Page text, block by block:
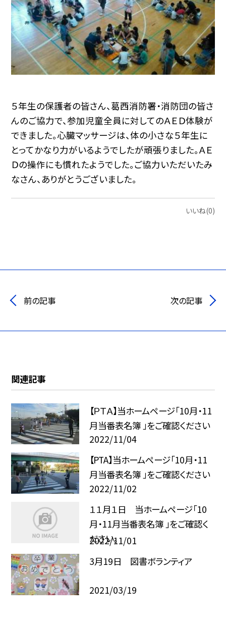
５年生の保護者の皆さん、葛西消防署・消防団の皆さ
んのご協力で、参加児童全員に対してのＡＥＤ体験が
できました。心臓マッサージは、体の小さな５年生に
とってかなり力がいるようでしたが頑張りました。ＡＥ
Ｄの操作にも慣れたようでした。ご協力いただいたみ
なさん、ありがとうございました。
いいね(0)
前の記事 次の記事
関連記事
【ＰＴＡ】当ホームページ「10月・11
月当番表名簿 」をご確認ください
2022/11/04
【PTA】当ホームページ「10月・11
月当番表名簿 」をご確認ください
2022/11/02
１１月１日 当ホームページ「10
月・11月当番表名簿 」をご確認く
ださい。
2022/11/01
3月19日 図書ボランティア
2021/03/19